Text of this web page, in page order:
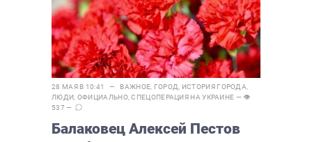
28 МАЯ В 10:41 — ВАЖНОЕ ГОРОД ИСТОРИЯ ГОРОДА
ЛЮДИ ОФИЦИАЛЬНО,СПЕЦОПЕРАЦИЯ НА УКРАИНЕ — 👁
537 —
Балаковец Алексей Пестов